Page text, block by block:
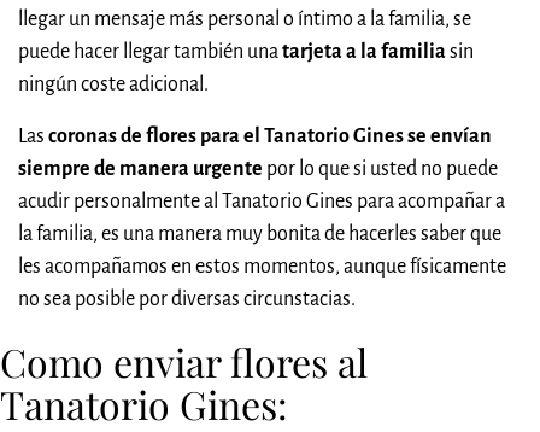
llegar un mensaje más personal o íntimo a la familia, se
puede hacer llegar también unatarjeta a la familiasin
ningún coste adicional.
Las coronas de flores para el Tanatorio Gines se envían
siempre de manera urgente por lo que si usted no puede
acudir personalmente al Tanatorio Gines para acompañar a
la familia, es una manera muy bonita de hacerles saber que
les acompañamos en estos momentos, aunque físicamente
no sea posible por diversas circunstacias.
Como enviar flores al
Tanatorio Gines: